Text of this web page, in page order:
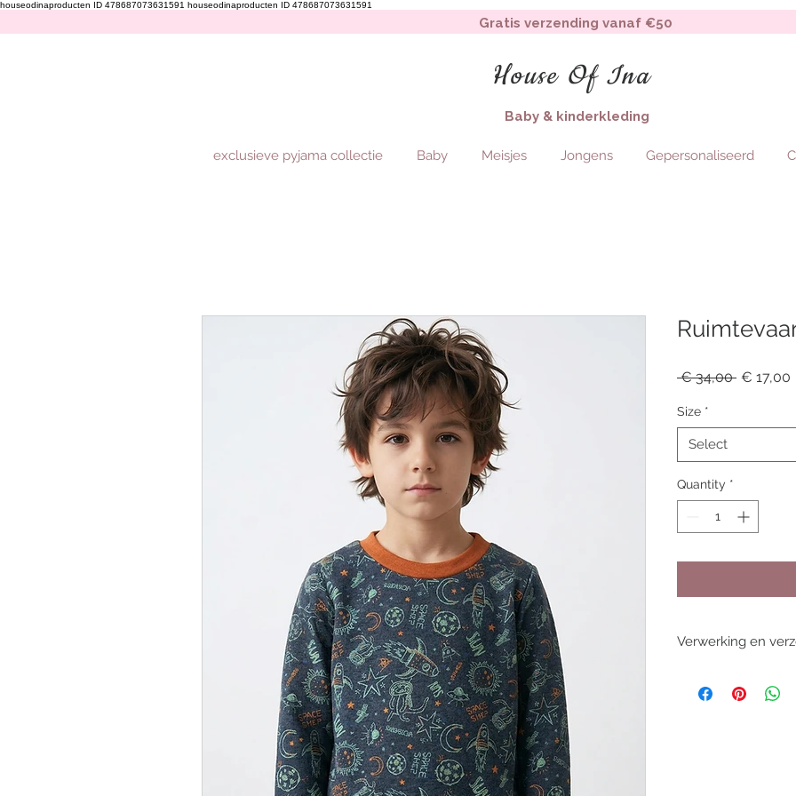
houseodinaproducten ID 478687073631591 houseodinaproducten ID 478687073631591
Gratis verzending vanaf €50
House Of Ina
Baby & kinderkleding
exclusieve pyjama collectie Baby Meisjes Jongens Gepersonaliseerd
€ 34,00 Regular
€ 17,00
Size *
Select
Quantity *
Verwerking en
werkdagen, deze